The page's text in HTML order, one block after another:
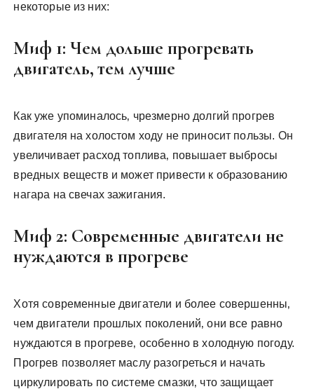
некоторые из них:
Миф 1: Чем дольше прогревать
двигатель‚ тем лучше
Как уже упоминалось‚ чрезмерно долгий прогрев
двигателя на холостом ходу не приносит пользы. Он
увеличивает расход топлива‚ повышает выбросы
вредных веществ и может привести к образованию
нагара на свечах зажигания.
Миф 2: Современные двигатели не
нуждаются в прогреве
Хотя современные двигатели и более совершенны‚
чем двигатели прошлых поколений‚ они все равно
нуждаются в прогреве‚ особенно в холодную погоду.
Прогрев позволяет маслу разогреться и начать
циркулировать по системе смазки‚ что защищает